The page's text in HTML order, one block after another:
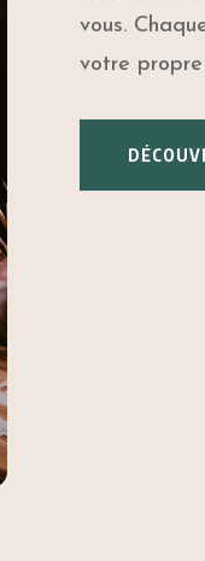
vous.
votre propre